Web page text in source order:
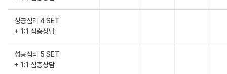
성공심리 4 SET
+ 1:1 심층상담
성공심리 5 SET
+ 1:1 심층상담